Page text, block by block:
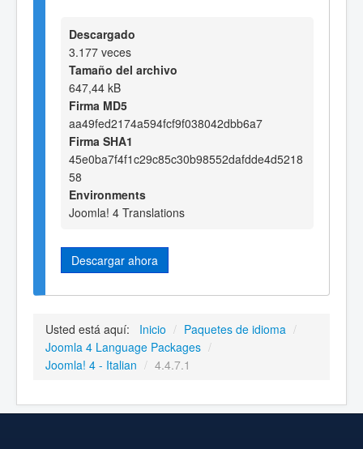
Descargado
3.177 veces
Tamaño del archivo
647,44 kB
Firma MD5
aa49fed2174a594fcf9f038042dbb6a7
Firma SHA1
45e0ba7f4f1c29c85c30b98552dafdde4d5218
58
Environments
Joomla! 4 Translations
Descargar ahora
Usted está aquí: Inicio / Paquetes de idioma /
Joomla 4 Language Packages /
Joomla! 4 - Italian / 4.4.7.1